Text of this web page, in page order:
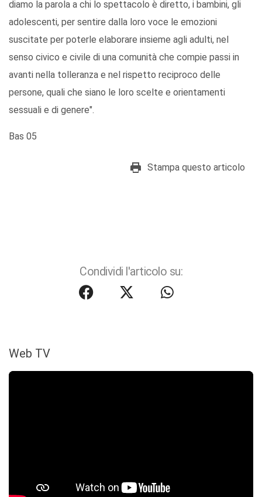
diamo la parola a chi lo spettacolo è diretto, i bambini, gli
adolescenti, per sentire dalla loro voce le emozioni
suscitate per poterle elaborare insieme agli adulti, nel
senso civico e civile di una comunità che compie passi in
avanti nella tolleranza e nel rispetto reciproco delle
persone, quali che siano le loro scelte e orientamenti
sessuali e di genere".
Bas 05
Stampa questo articolo
Condividi l'articolo su:
Web TV